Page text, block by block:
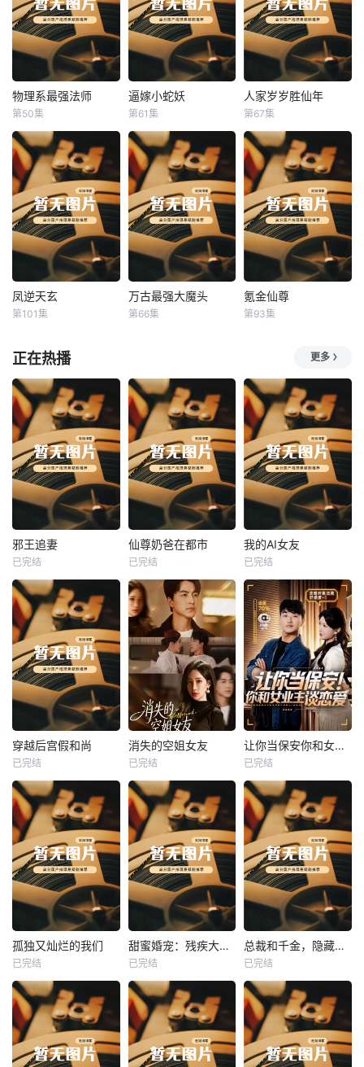
物理系最强法师
物理系最强法师
第50集
逼嫁小蛇妖
逼嫁小蛇妖
第61集
人家岁岁胜仙年
人家岁岁胜仙年
第67集
凤逆天玄
凤逆天玄
第101集
万古最强大魔头
万古最强大魔头
第66集
氪金仙尊
氪金仙尊
第93集
正在热播 更多
热播
邪王追妻
未知
邪王追妻
已完结
热播
未知
仙尊奶爸在都市
已完结
热播
我的AI女友
未知
我的AI女友
已完结
热播
未知
穿越后宫假和尚
已完结
热播
未知
消失的空姐女友
已完结
热播
未知
让你当保安你和女业主谈恋爱
已完结
热播
未知
孤独又灿烂的我们
已完结
热播
未知
甜蜜婚宠：残疾大佬夜夜撩
已完结
热播
未知
总裁和千金，隐藏身份闪婚了
已完结